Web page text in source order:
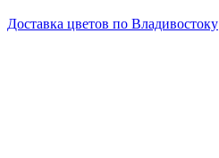
Доставка цветов по Владивостоку